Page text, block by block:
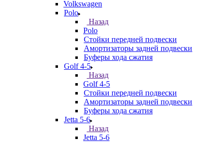
Volkswagen
Polo
Назад
Polo
Стойки передней подвески
Амортизаторы задней подвески
Буферы хода сжатия
Golf 4-5
Назад
Golf 4-5
Стойки передней подвески
Амортизаторы задней подвески
Буферы хода сжатия
Jetta 5-6
Назад
Jetta 5-6